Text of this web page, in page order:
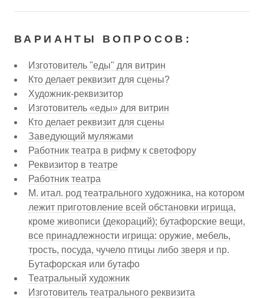
ВАРИАНТЫ ВОПРОСОВ:
Изготовитель "еды" для витрин
Кто делает реквизит для сцены?
Художник-реквизитор
Изготовитель «еды» для витрин
Кто делает реквизит для сцены
Заведующий муляжами
Работник театра в рифму к светофору
Реквизитор в театре
Работник театра
М. итал. род театрального художника, на котором
лежит приготовление всей обстановки игрища,
кроме живописи (декораций); бутафорские вещи,
все принадлежности игрища: оружие, мебель,
трость, посуда, чучело птицы либо зверя и пр.
Бутафорская или бутафо
Театральный художник
Изготовитель театрального реквизита